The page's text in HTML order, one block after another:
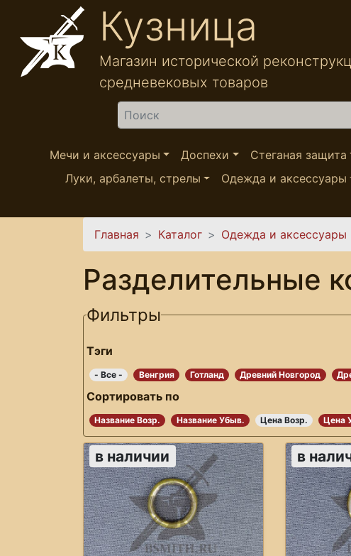
Перейти к основному содержанию
Кузница
Магазин исторической
средневековых товаров
Найти
Мечи и аксессуары Доспехи Стеганая защита
Луки, арбалеты, стрелы
Одежда и аксессуары
Вы здесь
Главная Каталог Одежда и аксессуары
Разделительные
Фильтры
Тэги
- Все - Венгрия Готланд Древний Новгород
Сортировать по
Название Возр. Название Убыв. Цена Возр. Цена
в наличии в